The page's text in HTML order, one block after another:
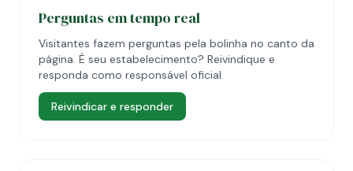
Perguntas em tempo real
Visitantes fazem perguntas pela bolinha no canto da
página. É seu estabelecimento? Reivindique e
responda como responsável oficial.
Reivindicar e responder